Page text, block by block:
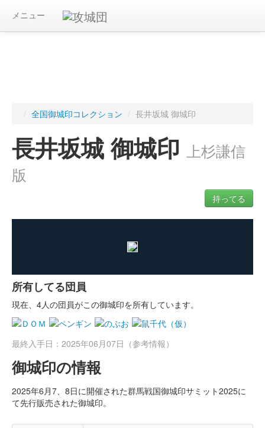
メニュー
/ 全国御城印コレクション / 長井坂城 御城印
長井坂城 御城印
上杉謙信
版
持ってる
所有してる団員
現在、4人の団員がこの御城印を所有しています。
最終入手日：2025年06月07日（参考情報）
御城印の情報
2025年6月7、8日に開催された群馬戦国御城印サミット2025に
て先行販売された御城印。